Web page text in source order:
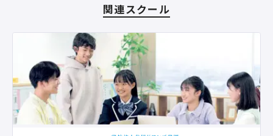
関連スクール